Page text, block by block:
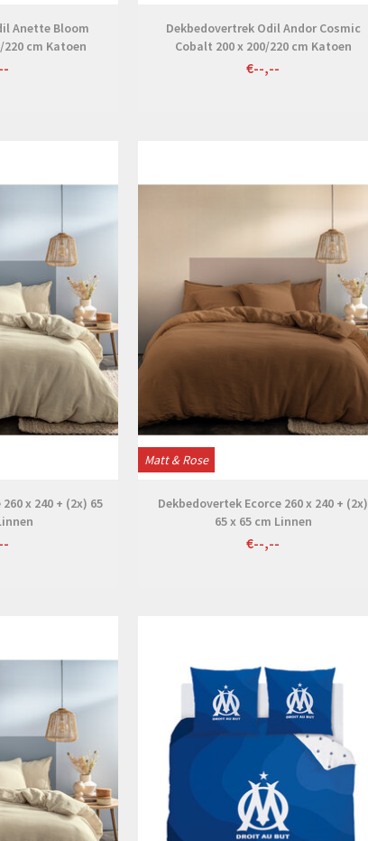
Anette Bloom
220 cm Katoen
Dekbedovertrek Odil Andor Cosmic
Cobalt 200 x 200/220 cm Katoen
€--,--
x 240 + (2x) 65
Matt & Rose
Dekbedovertek Ecorce 260 x 240 + (2x)
65 x 65 cm Linnen
€--,--